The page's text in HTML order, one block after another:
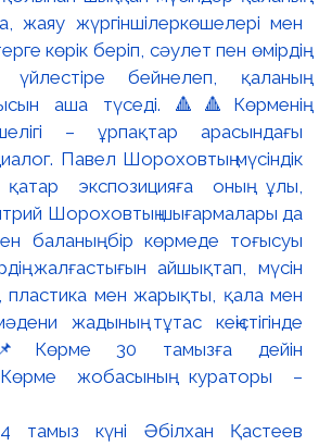
тамыз күні Әбілхан Қастеев